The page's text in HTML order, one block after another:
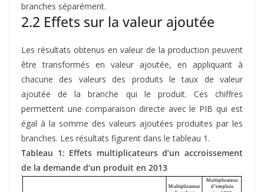
branches séparément.
2.2 Effets sur la valeur ajoutée
Les résultats obtenus en valeur de la production peuvent
être transformés en valeur ajoutée, en appliquant à
chacune des valeurs des produits le taux de valeur
ajoutée de la branche qui le produit. Ces chiffres
permettent une comparaison directe avec le PIB qui est
égal à la somme des valeurs ajoutées produites par les
branches. Les résultats figurent dans le tableau 1.
Tableau 1: Effets multiplicateurs d’un accroissement
de la demande d’un produit en 2013